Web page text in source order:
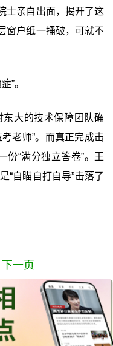
士亲自出面，揭开了这
窗户纸一捅破，可就不
”。
大的技术保障团队确
老师”。而真正完成击
“满分独立答卷”。王
“自瞄自打自导”击落了
下一页